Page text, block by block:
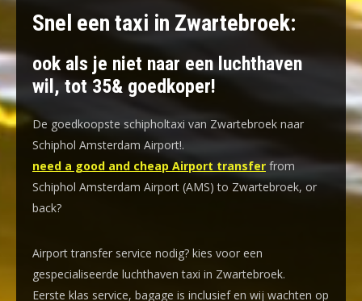
Snel een taxi in Zwartebroek:
ook als je niet naar een luchthaven
wil, tot 35& goedkoper!
De goedkoopste schipholtaxi van Zwartebroek naar
Schiphol Amsterdam Airport!.
need a good and cheap Airport transfer from
Schiphol Amsterdam Airport (AMS) to Zwartebroek, or
back?
Airport transfer service nodig? kies voor een
gespecialiseerde luchthaven taxi in Zwartebroek.
Eerste klas service, bagage is inclusief en wij wachten op